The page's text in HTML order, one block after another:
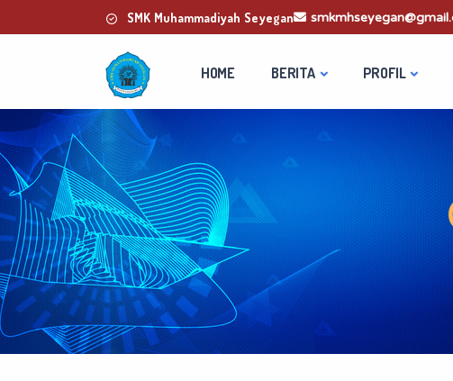
SMK Muhammadiyah Seyegan
HOME BERITA PROFIL